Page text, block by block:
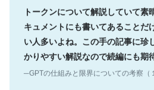
トークンについて解説していて素
キュメントにも書いてあることだ
い人多いよね。この手の記事に珍
かりやすい解説なので続編にも期